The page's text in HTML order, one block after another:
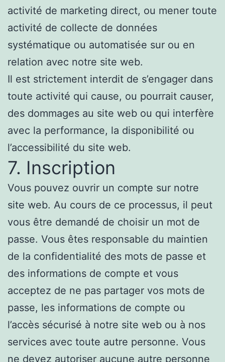
activité de marketing direct, ou mener toute
activité de collecte de données
systématique ou automatisée sur ou en
relation avec notre site web.
Il est strictement interdit de s’engager dans
toute activité qui cause, ou pourrait causer,
des dommages au site web ou qui interfère
avec la performance, la disponibilité ou
l’accessibilité du site web.
7. Inscription
Vous pouvez ouvrir un compte sur notre
site web. Au cours de ce processus, il peut
vous être demandé de choisir un mot de
passe. Vous êtes responsable du maintien
de la confidentialité des mots de passe et
des informations de compte et vous
acceptez de ne pas partager vos mots de
passe, les informations de compte ou
l’accès sécurisé à notre site web ou à nos
services avec toute autre personne. Vous
ne devez autoriser aucune autre personne